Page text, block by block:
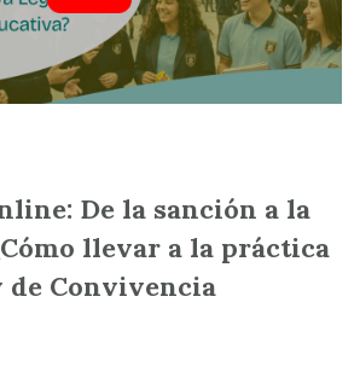
De la sanción a la
llevar a la práctica
de Convivencia